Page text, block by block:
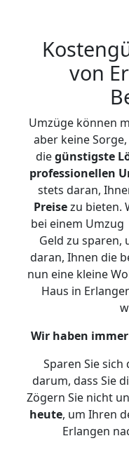
von
Umzüge können
aber keine
diegünstigste
professionellen
stets daran,
Preisezu bieten.
bei einem
Geld zu sparen,
daran, Ihnen die
nun eine kleine
Haus in
Wir haben
Sparen Sie
darum, dass Sie
Zögern Sie nicht
heute, um Ihren
Erlangen